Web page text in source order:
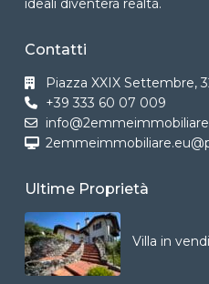
ideali diventerà realtà.
Contatti
Piazza XXIX Settembre,
+39 333 60 07 009
Ultime Proprietà
Villa in